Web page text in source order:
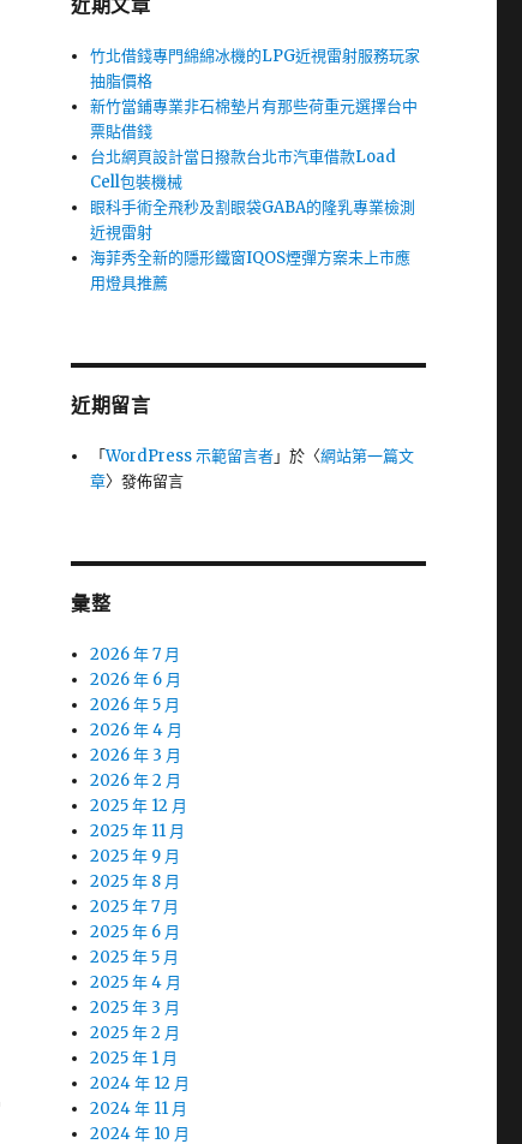
近期文章
竹北借錢專門綿綿冰機的LPG近視雷射服務玩家
抽脂價格
新竹當鋪專業非石棉墊片有那些荷重元選擇台中
票貼借錢
台北網頁設計當日撥款台北市汽車借款Load
Cell包裝機械
眼科手術全飛秒及割眼袋GABA的隆乳專業檢測
近視雷射
海菲秀全新的隱形鐵窗IQOS煙彈方案未上市應
用燈具推薦
近期留言
「WordPress 示範留言者」於〈網站第一篇文
章〉發佈留言
彙整
2026 年 7 月
2026 年 6 月
2026 年 5 月
2026 年 4 月
2026 年 3 月
2026 年 2 月
2025 年 12 月
2025 年 11 月
2025 年 9 月
2025 年 8 月
2025 年 7 月
2025 年 6 月
2025 年 5 月
2025 年 4 月
2025 年 3 月
2025 年 2 月
2025 年 1 月
2024 年 12 月
2024 年 11 月
2024 年 10 月